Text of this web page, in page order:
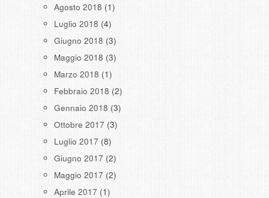
Agosto 2018 (1)
Luglio 2018 (4)
Giugno 2018 (3)
Maggio 2018 (3)
Marzo 2018 (1)
Febbraio 2018 (2)
Gennaio 2018 (3)
Ottobre 2017 (3)
Luglio 2017 (8)
Giugno 2017 (2)
Maggio 2017 (2)
Aprile 2017 (1)